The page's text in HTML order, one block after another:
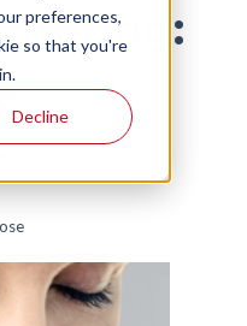
preferences,
so that you're
Decline